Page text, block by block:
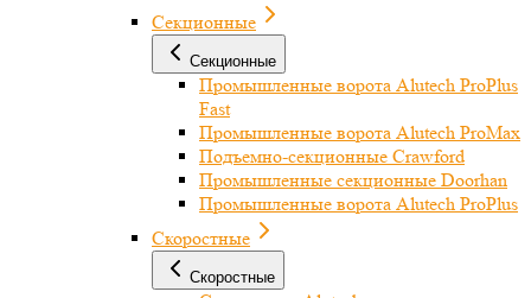
Секционные
Секционные
Промышленные ворота Alutech ProPlus
Fast
Промышленные ворота Alutech ProMax
Подъемно-секционные Crawford
Промышленные секционные Doorhan
Промышленные ворота Alutech ProPlus
Скоростные
Скоростные